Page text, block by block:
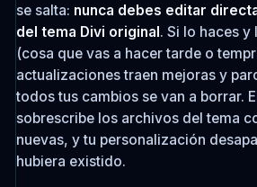
se salta: nunca debes editar
del tema Divi original. Si lo haces
(cosa que vas a hacer tarde o
actualizaciones traen mejoras y
todos tus cambios se van a borrar.
sobrescribe los archivos del tema
nuevas, y tu personalización
hubiera existido.